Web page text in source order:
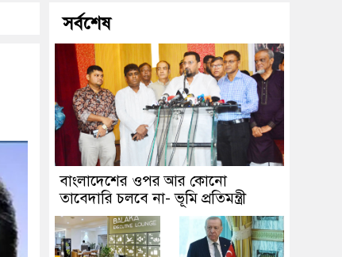
সর্বশেষ
বাংলাদেশের ওপর আর কোনো
তাবেদারি চলবে না- ভূমি প্রতিমন্ত্রী